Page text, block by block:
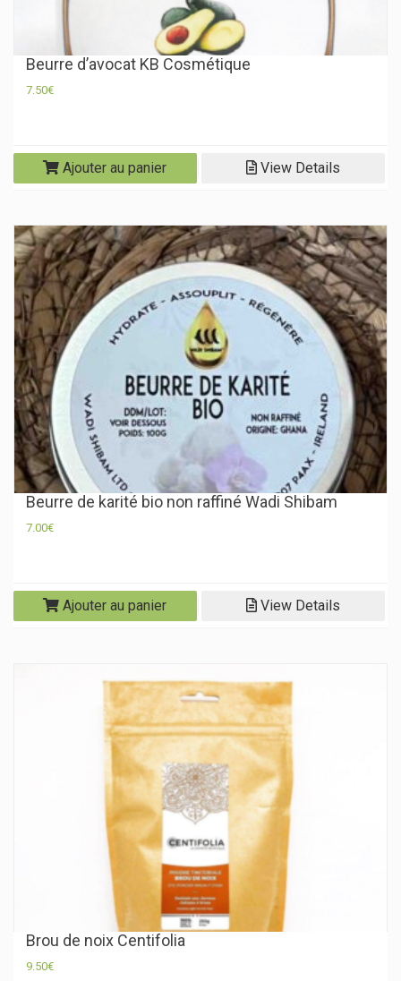
Beurre d’avocat KB Cosmétique
7.50€
Ajouter au panier View Details
Beurre de karité bio non raffiné Wadi Shibam
7.00€
Ajouter au panier View Details
Brou de noix Centifolia
9.50€